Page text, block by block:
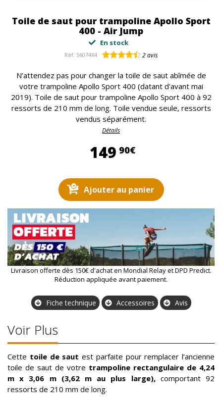
Toile de saut pour trampoline Apollo Sport
400 - Air Jump
En stock
Réf. 56074X4 2avis
N’attendez pas pour changer la toile de saut abîmée de
votre trampoline Apollo Sport 400 (datant d'avant mai
2019). Toile de saut pour trampoline Apollo Sport 400 à 92
ressorts de 210 mm de long. Toile vendue seule, ressorts
vendus séparément.
Détails
149 90€149,90 €
Ajouter au panier
Livraison offerte dès 150€ d'achat en Mondial Relay et DPD Predict.
Réduction appliquée avant paiement.
Fiche technique Accessoires Avis
Voir Plus
Cette toile de saut est parfaite pour remplacer l’ancienne
toile de saut de votre trampoline rectangulaire de 4,24
m x 3,06 m (3,62 m au plus large), comportant 92
ressorts de 210 mm de long.